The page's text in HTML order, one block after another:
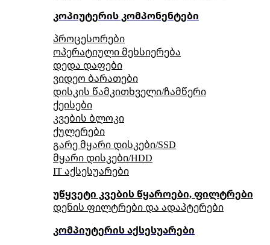
კოპიუტერის კომპონენტები
პროცესორები
ოპერატიული მეხსიერება
დედა დაფები
ვიდეო ბარათები
დისკის წამკითხველი/ჩამწერი
ქეისები
კვების ბლოკი
ქულერები
გარე მყარი დისკები/SSD
მყარი დისკები/HDD
IT აქსესუარები
უწყვეტი კვების წყაროები, ფილტრები
დენის ფილტრები და ადაპტერები
კომპიუტერის აქსესუარები